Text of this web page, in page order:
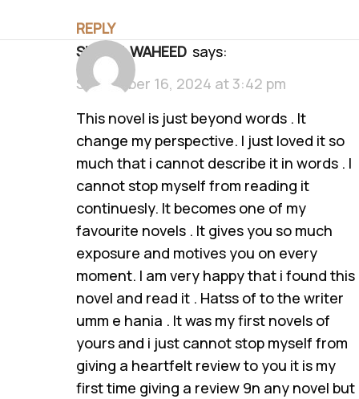
REPLY
SIBGHA WAHEED says:
September 16, 2024 at 3:42 pm
This novel is just beyond words . It
change my perspective. I just loved it so
much that i cannot describe it in words . I
cannot stop myself from reading it
continuesly. It becomes one of my
favourite novels . It gives you so much
exposure and motives you on every
moment. I am very happy that i found this
novel and read it . Hatss of to the writer
umm e hania . It was my first novels of
yours and i just cannot stop myself from
giving a heartfelt review to you it is my
first time giving a review 9n any novel but